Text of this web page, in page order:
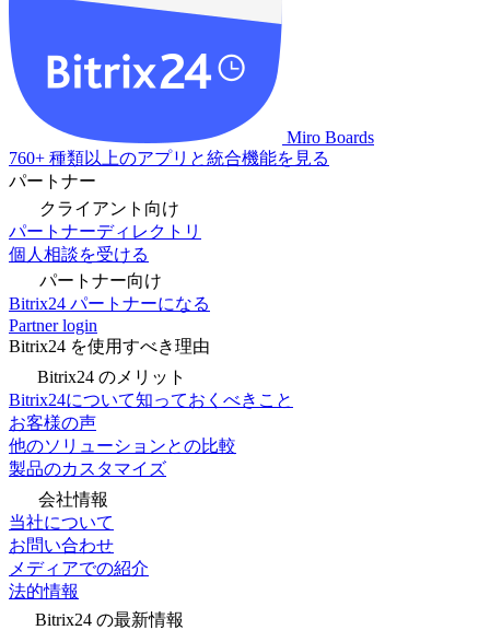
Miro Boards
760+ 種類以上のアプリと統合機能を見る
パートナー
クライアント向け
パートナーディレクトリ
個人相談を受ける
パートナー向け
Bitrix24 パートナーになる
Partner login
Bitrix24 を使用すべき理由
Bitrix24 のメリット
Bitrix24について知っておくべきこと
お客様の声
他のソリューションとの比較
製品のカスタマイズ
会社情報
当社について
お問い合わせ
メディアでの紹介
法的情報
Bitrix24 の最新情報